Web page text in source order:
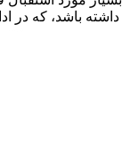
باشد، که در ادامه